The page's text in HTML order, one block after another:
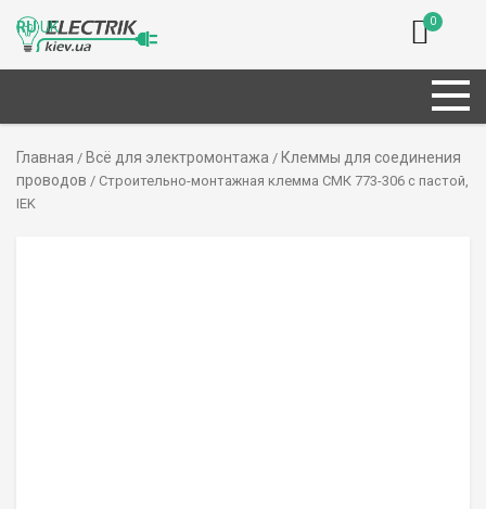
0
Главная / Всё для электромонтажа / Клеммы для соединения
проводов / Строительно-монтажная клемма СМК 773-306 с пастой,
IEK
RUUK